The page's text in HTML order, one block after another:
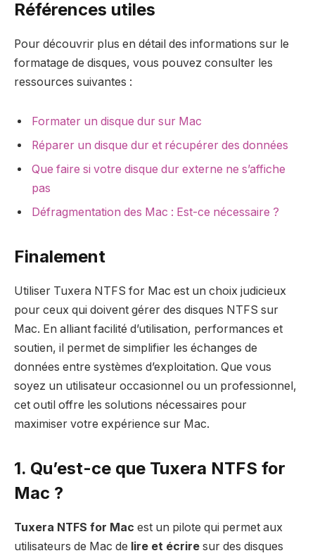
Références utiles
Pour découvrir plus en détail des informations sur le
formatage de disques, vous pouvez consulter les
ressources suivantes :
Formater un disque dur sur Mac
Réparer un disque dur et récupérer des données
Que faire si votre disque dur externe ne s’affiche
pas
Défragmentation des Mac : Est-ce nécessaire ?
Finalement
Utiliser Tuxera NTFS for Mac est un choix judicieux
pour ceux qui doivent gérer des disques NTFS sur
Mac. En alliant facilité d’utilisation, performances et
soutien, il permet de simplifier les échanges de
données entre systèmes d’exploitation. Que vous
soyez un utilisateur occasionnel ou un professionnel,
cet outil offre les solutions nécessaires pour
maximiser votre expérience sur Mac.
1. Qu’est-ce que Tuxera NTFS for
Mac ?
Tuxera NTFS for Mac est un pilote qui permet aux
utilisateurs de Mac de lire et écrire sur des disques